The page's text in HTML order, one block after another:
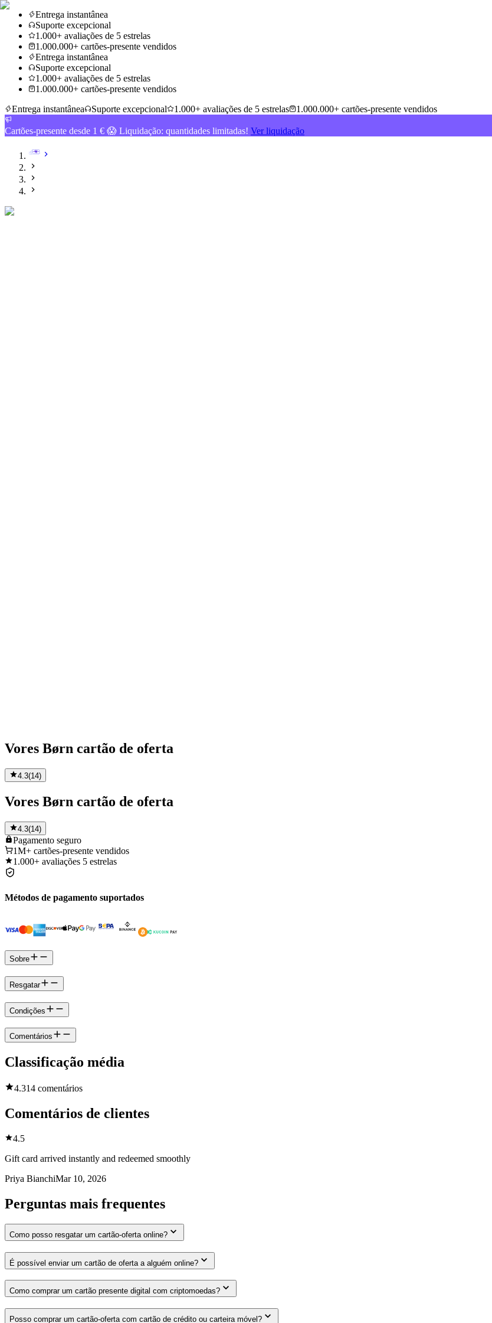
Entrega instantânea
Suporte excepcional
1.000+ avaliações de 5 estrelas
1.000.000+ cartões-presente vendidos
Entrega instantânea
Suporte excepcional
1.000+ avaliações de 5 estrelas
1.000.000+ cartões-presente vendidos
Entrega instantânea
Suporte excepcional 1.000+ avaliações de 5 estrelas 1.000.000+ cartões-presente vendidos
Cartões-presente desde 1 € 😱 Liquidação: quantidades limitadas! Ver liquidação
Vores Børn cartão de oferta
4.3(14)
Vores Børn cartão de oferta
4.3(14)
Pagamento seguro
1M+ cartões-presente vendidos
1.000+ avaliações 5 estrelas
Métodos de pagamento suportados
Sobre
Resgatar
Condições
Comentários
Classificação média
4.314 comentários
Comentários de clientes
4.5
Gift card arrived instantly and redeemed smoothly
Priya BianchiMar 10, 2026
Perguntas mais frequentes
Como posso resgatar um cartão-oferta online?
É possível enviar um cartão de oferta a alguém online?
Como comprar um cartão presente digital com criptomoedas?
Posso comprar um cartão-oferta com cartão de crédito ou carteira móvel?